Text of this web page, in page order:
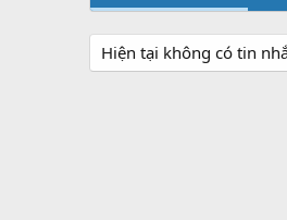
Hiện tại không có tin